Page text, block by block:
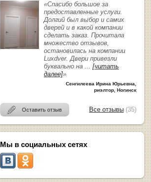
«Спасибо большое за
предоставленные услуги.
Долгий был выбор и самих
дверей и в какой компании
сделать заказ. Прочитала
множество отзывов,
остановилась на компании
Luxdver. Двери привезли
буквально на ... [читать
далее]»
Сенгилеева Ирина Юрьевна,
риэлтор, Ногинск
Оставить отзыв Все отзывы (35)
Мы в социальных сетях